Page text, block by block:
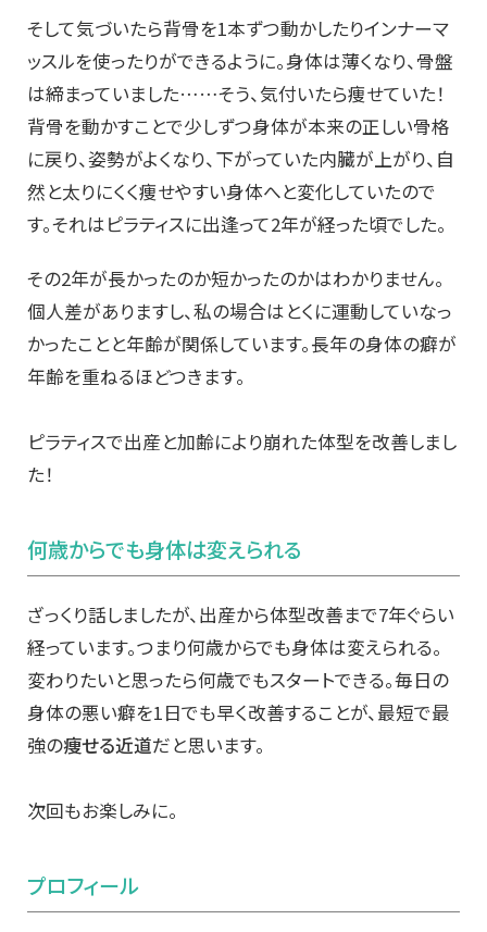
そして気づいたら背骨を1本ずつ動かしたりインナーマ
ッスルを使ったりができるように。身体は薄くなり、骨盤
は締まっていました……そう、気付いたら痩せていた！
背骨を動かすことで少しずつ身体が本来の正しい骨格
に戻り、姿勢がよくなり、 下がっていた内臓が上がり、自
然と太りにくく痩せやすい身体へと変化していたので
す。それはピラティスに出逢って2年が経った頃でした。
その2年が長かったのか短かったのかはわかりません。
個人差がありますし、私の場合はとくに運動していなっ
かったことと年齢が関係しています。長年の身体の癖が
年齢を重ねるほどつきます。
ピラティスで出産と加齢により崩れた体型を改善しまし
た！
何歳からでも身体は変えられる
ざっくり話しましたが、 出産から体型改善まで7年ぐらい
経っています。つまり何歳からでも身体は変えられる。
変わりたいと思ったら何歳でもスタートできる。毎日の
身体の悪い癖を1日でも早く改善することが、最短で最
強の痩せる近道だと思います。
次回もお楽しみに。
プロフィール